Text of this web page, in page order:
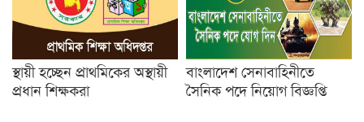
স্থায়ী হচ্ছেন প্রাথমিকের অস্থায়ী
প্রধান শিক্ষকরা
বাংলাদেশ সেনাবাহিনীতে
সৈনিক পদে নিয়োগ বিজ্ঞপ্তি